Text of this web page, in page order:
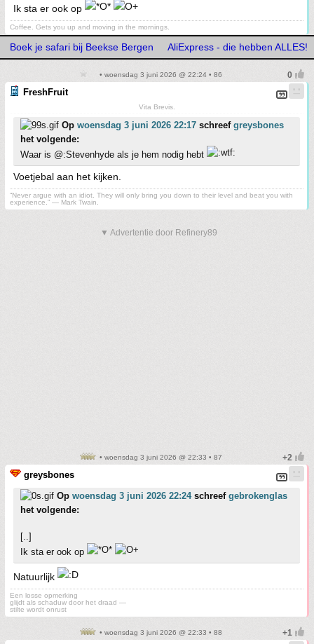
Ik sta er ook op
Coffee. Gets you up and moving in the mornings.
Boek je safari bij Beekse Bergen AliExpress - die hebben ALLES!
• woensdag 3 juni 2026 @ 22:24 • 86
FreshFruit
Vita Brevis.
Op woensdag 3 juni 2026 22:17 schreef greysbones
het volgende:
Waar is @:Stevenhyde als je hem nodig hebt
Voetjebal aan het kijken.
“Never argue with an idiot. They will only bring you down to their level and beat you with
experience.” ― Mark Twain.
▼ Advertentie door Refinery89
• woensdag 3 juni 2026 @ 22:33 • 87
greysbones
Op woensdag 3 juni 2026 22:24schreef gebrokenglas
het volgende:
[..]
Ik sta er ook op
Natuurlijk
Een losse opmerking
glijdt als schaduw door het draad —
stilte wordt onrust
• woensdag 3 juni 2026 @ 22:33 • 88